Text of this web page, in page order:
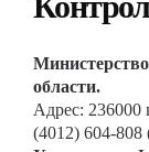
области.
Адрес: 236000
(4012) 604-808